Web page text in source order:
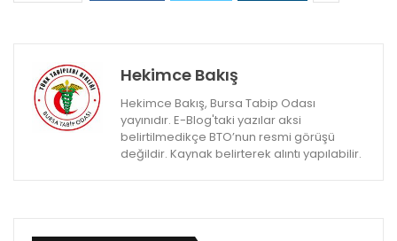
Hekimce Bakış
Hekimce Bakış, Bursa Tabip Odası
yayınıdır. E-Blog'taki yazılar aksi
belirtilmedikçe BTO’nun resmi görüşü
değildir. Kaynak belirterek alıntı yapılabilir.